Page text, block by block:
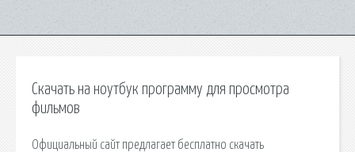
Скачать на ноутбук программу для просмотра
фильмов
Официальный сайт предлагает бесплатно скачать